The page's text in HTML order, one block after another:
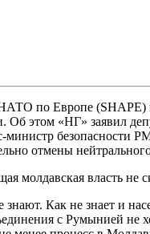
по Европе (SHAPE)
Об этом «НГ» заявил
отмены
молдавская власть
Как не знает и
с Румынией не